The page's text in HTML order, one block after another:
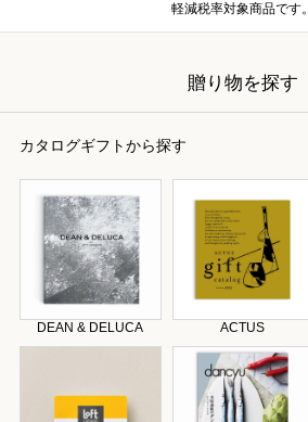
軽減税率対象商品です。
贈り物を探す
カタログギフトから探す
DEAN & DELUCA ACTUS